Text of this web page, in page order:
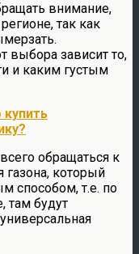
внимание,
так как
выбора зависит то,
и каким густым
купить
обращаться к
который
способом, т.е. по
там будут